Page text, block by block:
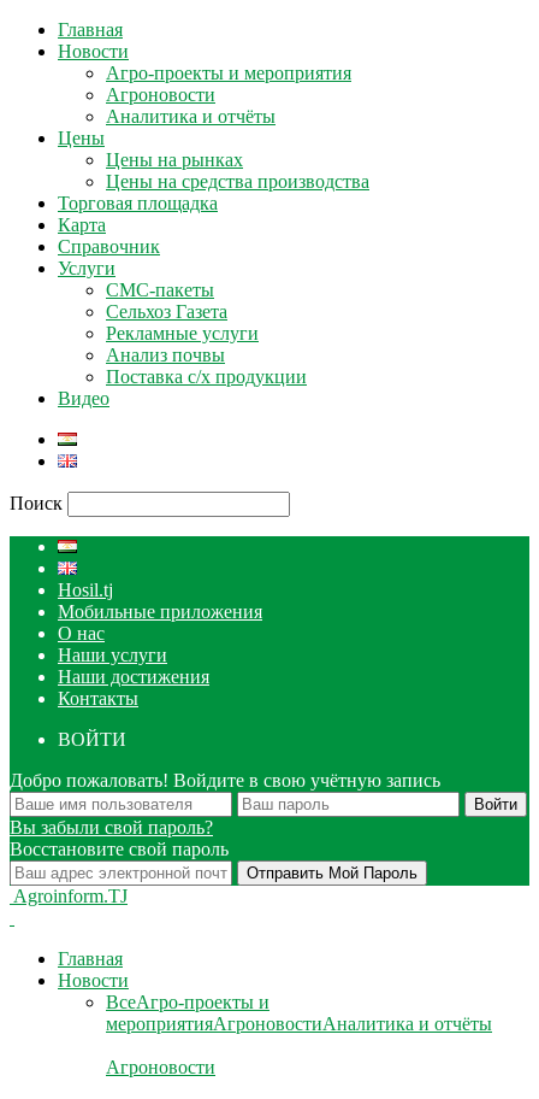
Главная
Новости
Агро-проекты и мероприятия
Агроновости
Аналитика и отчёты
Цены
Цены на рынках
Цены на средства производства
Торговая площадка
Карта
Справочник
Услуги
СМС-пакеты
Сельхоз Газета
Рекламные услуги
Анализ почвы
Поставка с/х продукции
Видео
Поиск
Hosil.tj
Мобильные приложения
О нас
Наши услуги
Наши достижения
Контакты
ВОЙТИ
Добро пожаловать! Войдите в свою учётную запись
Вы забыли свой пароль?
Восстановите свой пароль
Agroinform.TJ
Главная
Новости
ВсеАгро-проекты и
мероприятияАгроновостиАналитика и отчёты
Агроновости